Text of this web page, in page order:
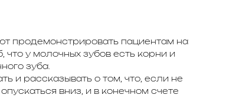
продемонстрировать пациентам на
что у молочных зубов есть корни и
зуба.
и рассказывать о том, что, если не
вниз, и в конечном счете